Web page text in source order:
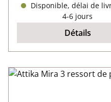
Disponible, délai de
4-6 jours
Détails